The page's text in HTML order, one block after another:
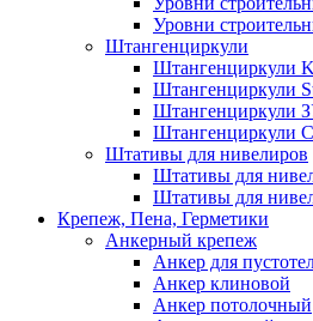
Уровни
Штангенциркули
Штангенциркули
Штангенциркули
Штангенциркули
Штангенциркули
Штативы для нивелиров
Штативы для
Штативы для
Крепеж, Пена, Герметики
Анкерный крепеж
Анкер для
Анкер клиновой
Анкер потолочный